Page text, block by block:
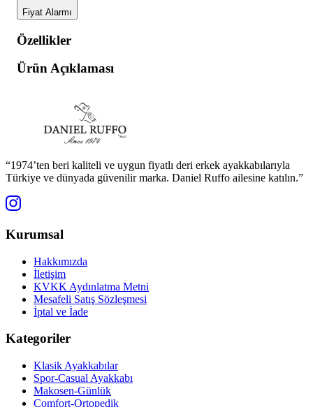
Fiyat Alarmı
Özellikler
Ürün Açıklaması
“1974’ten beri kaliteli ve uygun fiyatlı deri erkek ayakkabılarıyla
Türkiye ve dünyada güvenilir marka. Daniel Ruffo ailesine katılın.”
Kurumsal
Hakkımızda
İletişim
KVKK Aydınlatma Metni
Mesafeli Satış Sözleşmesi
İptal ve İade
Kategoriler
Klasik Ayakkabılar
Spor-Casual Ayakkabı
Makosen-Günlük
Comfort-Ortopedik